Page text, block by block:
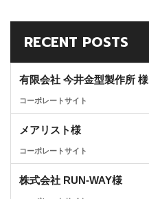
RECENT POSTS
有限会社 今井金型製作所 様
コーポレートサイト
メアリスト様
コーポレートサイト
株式会社 RUN-WAY様